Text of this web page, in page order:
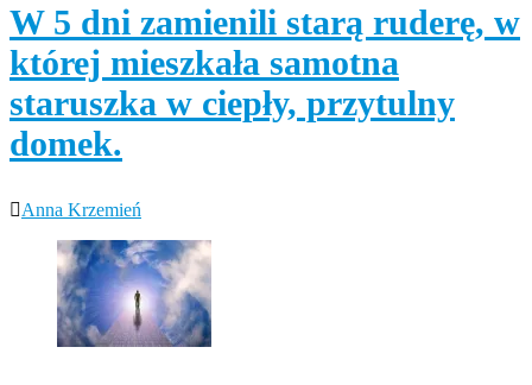
W 5 dni zamienili starą ruderę, w
której mieszkała samotna
staruszka w ciepły, przytulny
domek.
Anna Krzemień